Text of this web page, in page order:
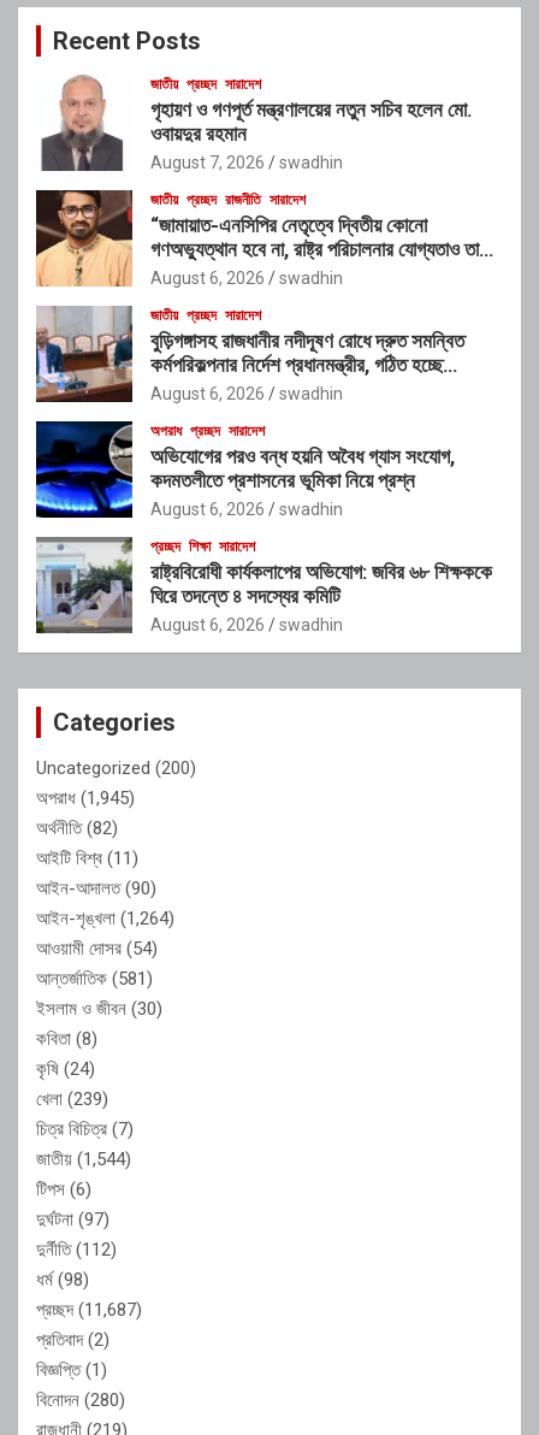
c
Recent Posts
জাতীয় প্রচ্ছদ সারাদেশ
গৃহায়ণ ও গণপূর্ত মন্ত্রণালয়ের নতুন সচিব হলেন মো.
ওবায়দুর রহমান
August 7, 2026 swadhin
জাতীয় প্রচ্ছদ রাজনীতি সারাদেশ
“জামায়াত-এনসিপির নেতৃত্বে দ্বিতীয় কোনো
গণঅভ্যুত্থান হবে না, রাষ্ট্র পরিচালনার যোগ্যতাও তাদের
নেই”: রাশেদ খাঁনের
August 6, 2026 swadhin
জাতীয় প্রচ্ছদ সারাদেশ
বুড়িগঙ্গাসহ রাজধানীর নদীদূষণ রোধে দ্রুত সমন্বিত
কর্মপরিকল্পনার নির্দেশ প্রধানমন্ত্রীর, গঠিত হচ্ছে
আন্তঃসংস্থা সমন্বয় কমিটি
August 6, 2026 swadhin
অপরাধ প্রচ্ছদ সারাদেশ
অভিযোগের পরও বন্ধ হয়নি অবৈধ গ্যাস সংযোগ,
কদমতলীতে প্রশাসনের ভূমিকা নিয়ে প্রশ্ন
August 6, 2026 swadhin
প্রচ্ছদ শিক্ষা সারাদেশ
রাষ্ট্রবিরোধী কার্যকলাপের অভিযোগ: জবির ৬৮ শিক্ষককে
ঘিরে তদন্তে ৪ সদস্যের কমিটি
August 6, 2026 swadhin
Categories
Uncategorized (200)
অপরাধ (1,945)
অর্থনীতি(82)
আইটি বিশ্ব (11)
আইন-আদালত(90)
আইন-শৃঙ্খলা (1,264)
আওয়ামী দোসর (54)
আন্তর্জাতিক (581)
ইসলাম ও জীবন (30)
কবিতা (8)
কৃষি (24)
খেলা (239)
চিত্র বিচিত্র (7)
জাতীয় (1,544)
টিপস (6)
দুর্ঘটনা (97)
দুর্নীতি(112)
ধর্ম(98)
প্রচ্ছদ(11,687)
প্রতিবাদ(2)
বিজ্ঞপ্তি(1)
বিনোদন (280)
রাজধানী (219)